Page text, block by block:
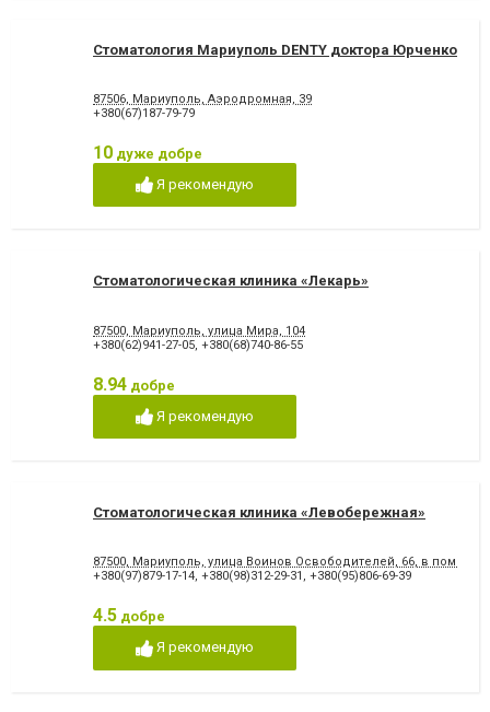
Стоматология Мариуполь DENTY доктора Юрченко
87506, Мариуполь, Аэродромная, 39
+380(67)187-79-79
10 дуже добре
Я рекомендую
Стоматологическая клиника «Лекарь»
87500, Мариуполь, улица Мира, 104
+380(62)941-27-05, +380(68)740-86-55
8.94 добре
Я рекомендую
Стоматологическая клиника «Левобережная»
87500, Мариуполь, улица Воинов Освободителей, 66, в
+380(97)879-17-14, +380(98)312-29-31 , +380(95)806-69-39
4.5 добре
Я рекомендую